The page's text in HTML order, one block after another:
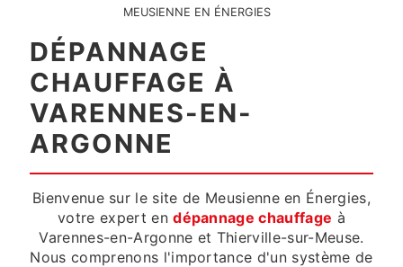
MEUSIENNE EN ÉNERGIES
DÉPANNAGE
CHAUFFAGE À
VARENNES-EN-
ARGONNE
Bienvenue sur le site de Meusienne en Énergies,
votre expert endépannage chauffage à
Varennes-en-Argonne et Thierville-sur-Meuse.
Nous comprenons l'importance d'un système de